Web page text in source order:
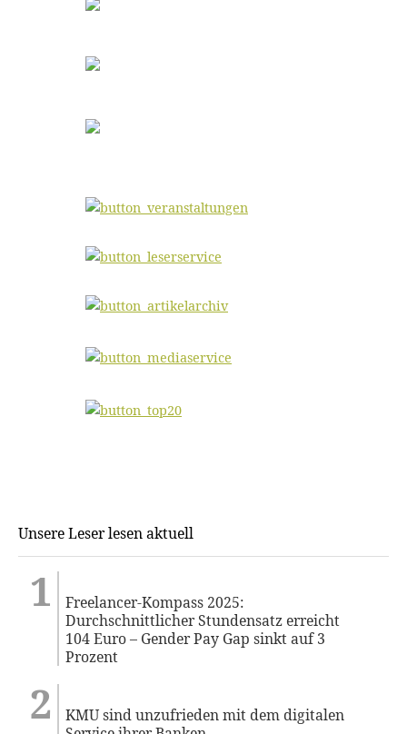
Unsere Leser lesen aktuell
Freelancer-Kompass 2025:
Durchschnittlicher Stundensatz erreicht
104 Euro – Gender Pay Gap sinkt auf 3
Prozent
KMU sind unzufrieden mit dem digitalen